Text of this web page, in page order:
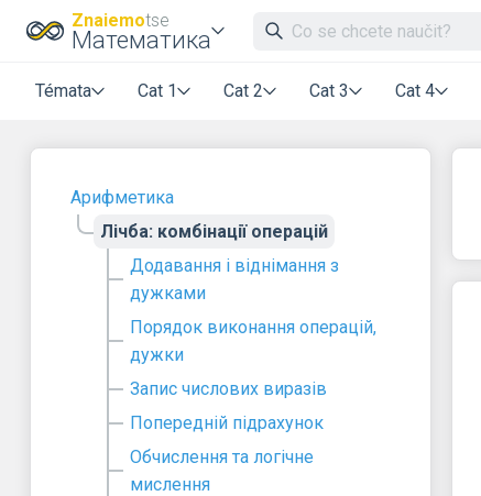
Znaiemotse
Математика
Témata Cat 1 Cat 2 Cat 3 Cat 4
Арифметика
Лічба: комбінації операцій
Додавання і віднімання з
дужками
Порядок виконання операцій,
дужки
Запис числових виразів
Попередній підрахунок
Обчислення та логічне
мислення